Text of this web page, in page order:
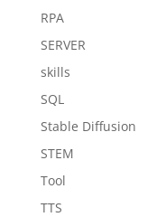
RPA
SERVER
skills
SQL
Stable Diffusion
STEM
Tool
TTS